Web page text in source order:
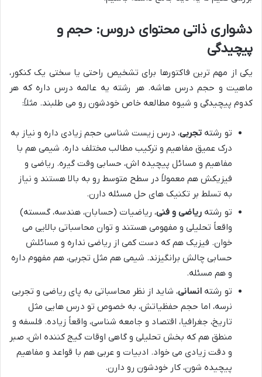
دشواری ذاتی محتوای دروس: حجم و
پیچیدگی
یکی از مهم ترین فاکتورها برای تشخیص راحتی یا سختی یک کنکور،
ماهیت و حجم درس هاشه. هر رشته یه عالمه درس داره که هر
کدوم پیچیدگی و شیوه مطالعه خاص خودشون رو می طلبند. مثلاً:
تو رشته تجربی، درس زیست شناسی حجم زیادی داره و نیاز به
درک عمیق مفاهیم و ترکیب مطالب مختلف داره. شیمی هم با
مفاهیم و مسائل پیچیده اش، حسابی وقت گیره. ریاضی و
فیزیکش هم معمولاً در سطح متوسط رو به بالا هستند و نیاز
به تسلط بر تکنیک های حل مسئله دارن.
تو رشته ریاضی و فنی، ریاضیات (حسابان، هندسه، گسسته)
واقعاً تحلیلی و مفهومی هستند و توان محاسباتی بالایی می
خوان. فیزیک هم که دست کمی از ریاضی نداره و مسائلش
حسابی چالش برانگیزند. شیمی هم مثل تجربی، هم مفهوم داره
و هم مسئله.
تو رشته انسانی، شاید از نظر محاسباتی به پای ریاضی و تجربی
نرسه، اما حجم حفظیاتش، به خصوص تو درس هایی مثل
تاریخ، جغرافیا، اقتصاد و جامعه شناسی، واقعاً زیاده. فلسفه و
منطق هم که بخش تحلیلی و گاهی اوقات گیج کننده اش، صبر
و دقت زیادی می خواد. ادبیات و عربی هم با قواعد و مفاهیم
پیچیده شون، کار خودشون رو دارن.